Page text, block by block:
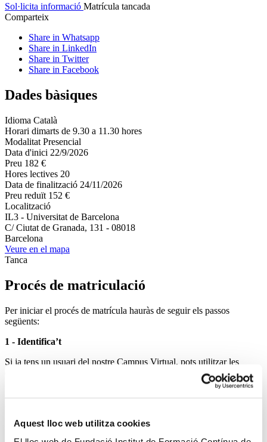
Aquest lloc web utilitza cookies
Sol·licita informació Matrícula tancada
Comparteix
Share in Whatsapp
Share in LinkedIn
Share in Twitter
Share in Facebook
Dades bàsiques
Idioma Català
Horari dimarts de 9.30 a 11.30 hores
Modalitat Presencial
Data d'inici 22/9/2026
Preu 182 €
Hores lectives 20
Data de finalització 24/11/2026
Preu reduït 152 €
Localització
IL3 - Universitat de Barcelona
C/ Ciutat de Granada, 131 - 08018
Barcelona
Veure en el mapa
Tanca
Procés de matriculació
Per iniciar el procés de matrícula hauràs de seguir els passos
següents:
1 - Identifica’t
Si ja tens un usuari del nostre Campus Virtual, pots utilitzar les
dades d’accés. Si encara no disposes d’un, podràs registrar-t’hi en
Indica’ns les teves dades personals per poder tramitar la matrícula.